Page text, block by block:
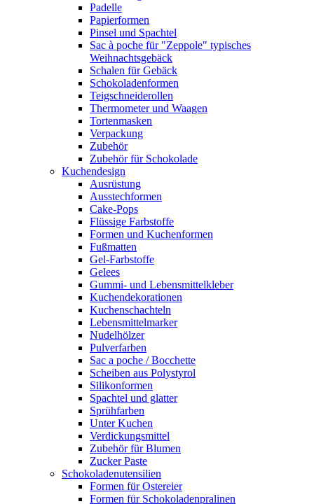
Padelle
Papierformen
Pinsel und Spachtel
Sac à poche für "Zeppole" typisches
Weihnachtsgebäck
Schalen für Gebäck
Schokoladenformen
Teigschneiderollen
Thermometer und Waagen
Tortenmasken
Verpackung
Zubehör
Zubehör für Schokolade
Kuchendesign
Ausrüstung
Ausstechformen
Cake-Pops
Flüssige Farbstoffe
Formen und Kuchenformen
Fußmatten
Gel-Farbstoffe
Gelees
Gummi- und Lebensmittelkleber
Kuchendekorationen
Kuchenschachteln
Lebensmittelmarker
Nudelhölzer
Pulverfarben
Sac a poche / Bocchette
Scheiben aus Polystyrol
Silikonformen
Spachtel und glatter
Sprühfarben
Unter Kuchen
Verdickungsmittel
Zubehör für Blumen
Zucker Paste
Schokoladenutensilien
Formen für Ostereier
Formen für Schokoladenpralinen